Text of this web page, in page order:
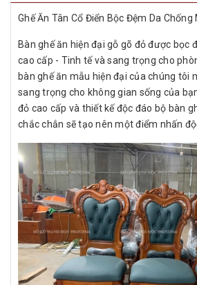
Ghế Ăn Tân Cổ Điển Bộc Đệm Da Chống
Bàn ghế ăn hiện đại gỗ gõ đỏ được bọc
cao cấp - Tinh tế và sang trọng cho
bàn ghế ăn mẫu hiện đại của chúng tôi
sang trọng cho không gian sống của
đỏ cao cấp và thiết kế độc đáo bộ bàn
chắc chắn sẽ tạo nên một điểm nhấn